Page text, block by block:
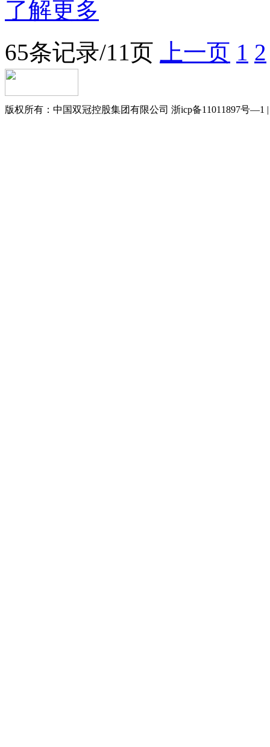
了解更多
65条记录/11页
上一页 1 2
版权所有：中国双冠控股集团有限公司 浙icp备11011897号—1